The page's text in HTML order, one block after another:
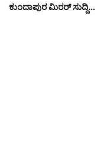
ಕುಂದಾಪುರ ಮಿರರ್ ಸುದ್ದಿ…